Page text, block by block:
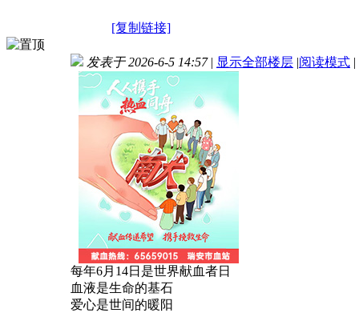
[复制链接]
发表于 2026-6-5 14:57 | 显示全部楼层 |阅读模式 |
每年6月14日是世界献血者日
血液是生命的基石
爱心是世间的暖阳